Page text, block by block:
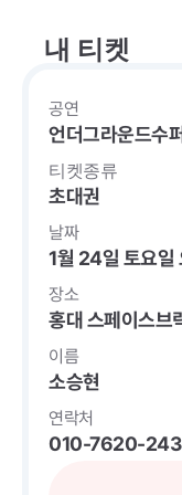
내 티켓
공연
언더그라운드수
티켓종류
초대권
날짜
1월 24일 토요일
장소
홍대 스페이스브
이름
소승현
연락처
010-7620-